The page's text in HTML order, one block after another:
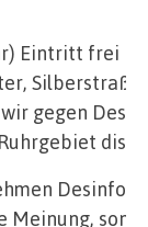
Eintritt frei
gegen
Ruhrgebiet